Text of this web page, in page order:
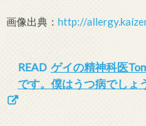
画像出典： http://
READ ゲイの精神科医
です。僕はうつ病でしょ